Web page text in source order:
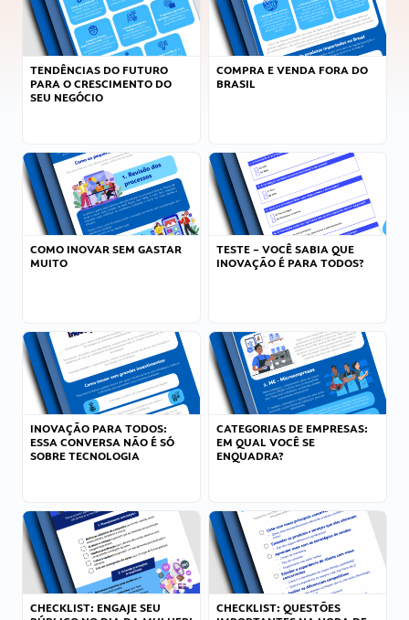
TENDÊNCIAS DO FUTURO
PARA O CRESCIMENTO DO
SEU NEGÓCIO
COMPRA E VENDA FORA DO
BRASIL
COMO INOVAR SEM GASTAR
MUITO
TESTE – VOCÊ SABIA QUE
INOVAÇÃO É PARA TODOS?
INOVAÇÃO PARA TODOS:
ESSA CONVERSA NÃO É SÓ
SOBRE TECNOLOGIA
CATEGORIAS DE EMPRESAS:
EM QUAL VOCÊ SE
ENQUADRA?
CHECKLIST: ENGAJE SEU
CHECKLIST: QUESTÕES